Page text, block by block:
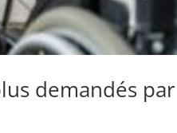
demandés par